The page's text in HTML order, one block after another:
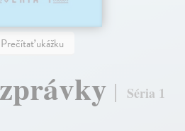
Prečítať ukážku
Séria 1